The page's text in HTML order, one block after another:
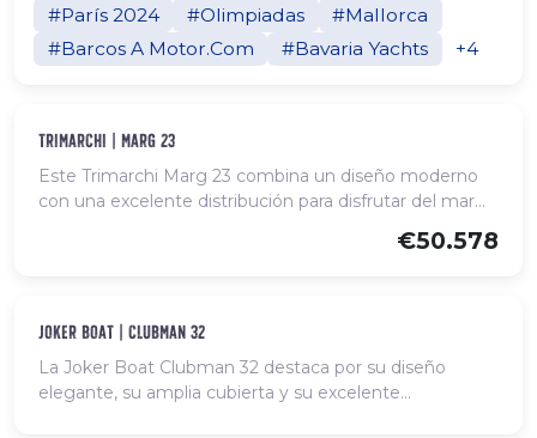
#París 2024
#Olimpiadas
#Mallorca
#Barcos A Motor.Com
#Bavaria Yachts +4
Nuevo, disponible para comanda
trimarchi | marg 23
Este Trimarchi Marg 23 combina un diseño moderno
con una excelente distribución para disfrutar del mar
metros y una manga de 2,50 m, ofrece espacios bien
bañera confortable con respaldo abatible, consola
litera doble y WC independiente. Su motorización
fueraborda permite alcanzar un rendimiento ágil y
€50.578
Nuevo, disponible para comanda
joker boat | clubman 32
La Joker Boat Clubman 32 destaca por su diseño
elegante, su amplia cubierta y su excelente